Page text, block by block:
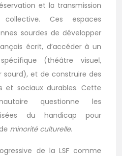
et la transmission
Ces espaces
sourdes de développer
écrit, d’accéder à un
(théâtre visuel,
sourd), et de construire des
et sociaux durables. Cette
questionne les
du handicap pour
minorité culturelle.
de la LSF comme